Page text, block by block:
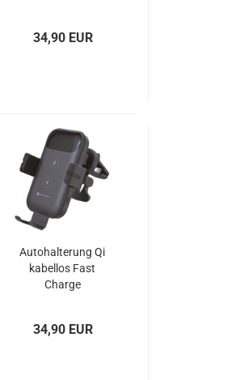
34,90 EUR
Autohalterung Qi
kabellos Fast
Charge
34,90 EUR